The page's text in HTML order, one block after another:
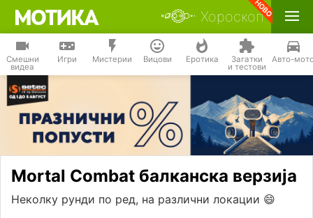
Хороскоп
Смешни
видеа
Игри Мистерии Вицови Еротика Загатки
и тестови
Авто-
Mortal Combat балканска верзија
Неколку рунди по ред, на различни локации 😄